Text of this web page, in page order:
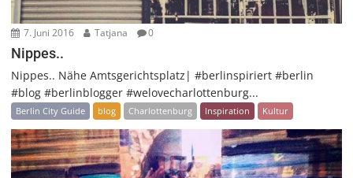
7. Juni 2016 Tatjana 0
Nippes..
Nippes.. Nähe Amtsgerichtsplatz| #berlinspiriert #berlin
#blog #berlinblogger #welovecharlottenburg...
Berlin City Guide blog Charlottenburg Inspiration Kultur